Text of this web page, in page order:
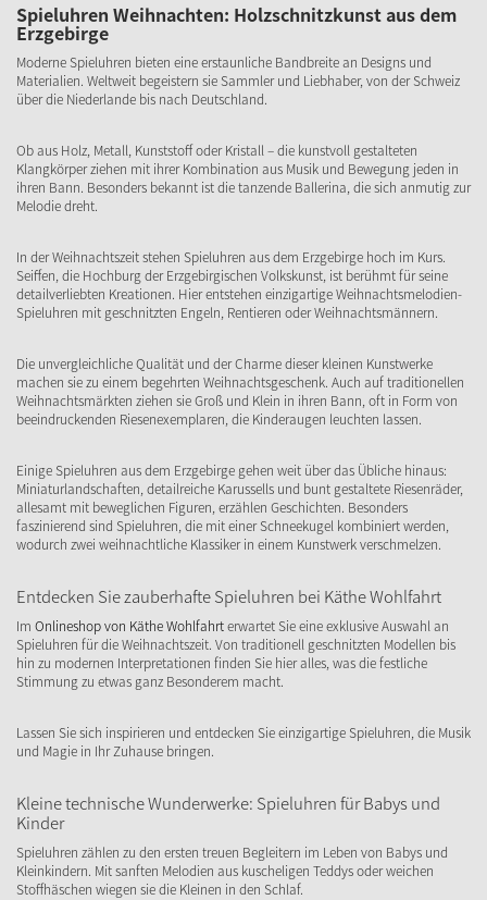
Spieluhren Weihnachten: Holzschnitzkunst aus dem
Erzgebirge
Moderne Spieluhren bieten eine erstaunliche Bandbreite an Designs und
Materialien. Weltweit begeistern sie Sammler und Liebhaber, von der Schweiz
über die Niederlande bis nach Deutschland.
Ob aus Holz, Metall, Kunststoff oder Kristall – die kunstvoll gestalteten
Klangkörper ziehen mit ihrer Kombination aus Musik und Bewegung jeden in
ihren Bann. Besonders bekannt ist die tanzende Ballerina, die sich anmutig zur
Melodie dreht.
In der Weihnachtszeit stehen Spieluhren aus dem Erzgebirge hoch im Kurs.
Seiffen, die Hochburg der Erzgebirgischen Volkskunst, ist berühmt für seine
detailverliebten Kreationen. Hier entstehen einzigartige Weihnachtsmelodien-
Spieluhren mit geschnitzten Engeln, Rentieren oder Weihnachtsmännern.
Die unvergleichliche Qualität und der Charme dieser kleinen Kunstwerke
machen sie zu einem begehrten Weihnachtsgeschenk. Auch auf traditionellen
Weihnachtsmärkten ziehen sie Groß und Klein in ihren Bann, oft in Form von
beeindruckenden Riesenexemplaren, die Kinderaugen leuchten lassen.
Einige Spieluhren aus dem Erzgebirge gehen weit über das Übliche hinaus:
Miniaturlandschaften, detailreiche Karussells und bunt gestaltete Riesenräder,
allesamt mit beweglichen Figuren, erzählen Geschichten. Besonders
faszinierend sind Spieluhren, die mit einer Schneekugel kombiniert werden,
wodurch zwei weihnachtliche Klassiker in einem Kunstwerk verschmelzen.
Entdecken Sie zauberhafte Spieluhren bei Käthe Wohlfahrt
Im Onlineshop von Käthe Wohlfahrterwartet Sie eine exklusive Auswahl an
Spieluhren für die Weihnachtszeit. Von traditionell geschnitzten Modellen bis
hin zu modernen Interpretationen finden Sie hier alles, was die festliche
Stimmung zu etwas ganz Besonderem macht.
Lassen Sie sich inspirieren und entdecken Sie einzigartige Spieluhren, die Musik
und Magie in Ihr Zuhause bringen.
Kleine technische Wunderwerke: Spieluhren für Babys und
Kinder
Spieluhren zählen zu den ersten treuen Begleitern im Leben von Babys und
Kleinkindern. Mit sanften Melodien aus kuscheligen Teddys oder weichen
Stoffhäschen wiegen sie die Kleinen in den Schlaf.